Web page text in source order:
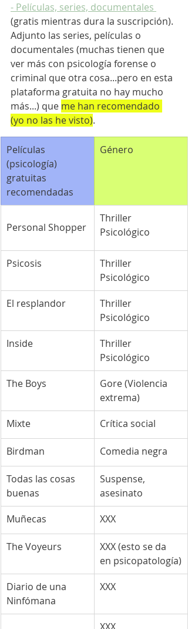
- Películas, series, documentales
(gratis mientras dura la suscripción).
Adjunto las series, películas o
documentales (muchas tienen que
ver más con psicología forense o
criminal que otra cosa...pero en esta
plataforma gratuita no hay mucho
más...) que me han recomendado
(yo no las he visto).
​Películas
(psicología)
gratuitas
recomendadas
Género
Personal Shopper
Thriller
Psicológico
Psicosis
Thriller
Psicológico
El resplandor
Thriller
Psicológico
Inside
Thriller
Psicológico
The Boys
Gore (Violencia
extrema)
Mixte
Crítica social
Birdman Comedia negra
Todas las cosas
buenas
Suspense,
asesinato
Muñecas
XXX
The Voyeurs
XXX (esto se da
en psicopatología)
Diario de una
Ninfómana
XXX